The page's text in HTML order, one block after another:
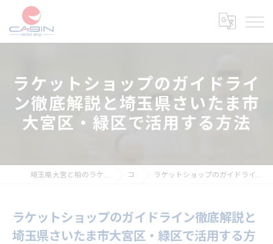
ラケットショップのガイドライ
ン徹底解説と埼玉県さいたま市
大宮区・緑区で活用する方法
埼玉県大宮と柏のラケットショップならラケットショップキャビン コラム ラケットショップのガイドライン徹底解説と埼玉県さいたま市大宮区・緑区で活用する方法
ラケットショップのガイドライン徹底解説と
埼玉県さいたま市大宮区・緑区で活用する方